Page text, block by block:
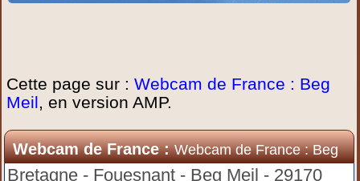
Cette page sur :Webcam de France : Beg
Meil, en version AMP.
Webcam de France :Webcam de France : Beg
Meil
Bretagne - Fouesnant - Beg Meil - 29170